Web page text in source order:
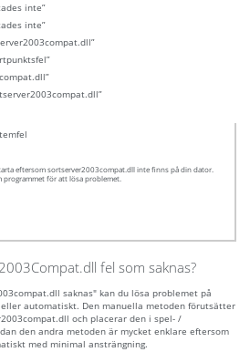
inte”
inte”
eftersom sortserver2003compat.dll inte finns på din dator.
programmet för att lösa problemet.
fel som saknas?
saknas" kan du lösa problemet på
automatiskt. Den manuella metoden förutsätter
och placerar den i spel- /
den andra metoden är mycket enklare eftersom
med minimal ansträngning.